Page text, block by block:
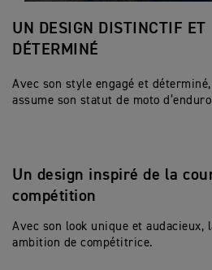
UN DESIGN DISTINCTIF ET
DÉTERMINÉ
Avec son style engagé et
assume son statut de moto
Un design inspiré de la
compétition
Avec son look unique et audacieux,
ambition de compétitrice.